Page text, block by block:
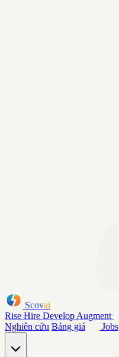
Scovai
Rise Hire Develop Augment
Nghiên cứu Bảng giá Jobs